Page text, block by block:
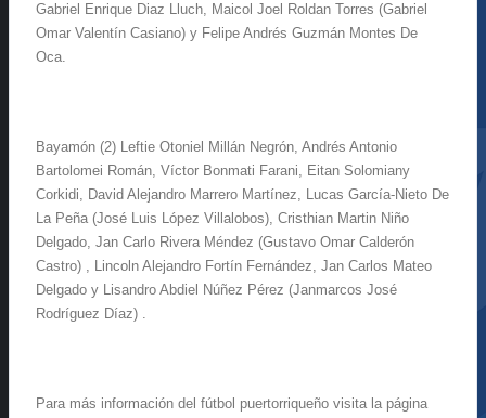
Gabriel Enrique Diaz Lluch, Maicol Joel Roldan Torres (Gabriel
Omar Valentín Casiano) y Felipe Andrés Guzmán Montes De
Oca.
Bayamón (2) Leftie Otoniel Millán Negrón, Andrés Antonio
Bartolomei Román, Víctor Bonmati Farani, Eitan Solomiany
Corkidi, David Alejandro Marrero Martínez, Lucas García-Nieto De
La Peña (José Luis López Villalobos), Cristhian Martin Niño
Delgado, Jan Carlo Rivera Méndez (Gustavo Omar Calderón
Castro) , Lincoln Alejandro Fortín Fernández, Jan Carlos Mateo
Delgado y Lisandro Abdiel Núñez Pérez (Janmarcos José
Rodríguez Díaz) .
Para más información del fútbol puertorriqueño visita la página